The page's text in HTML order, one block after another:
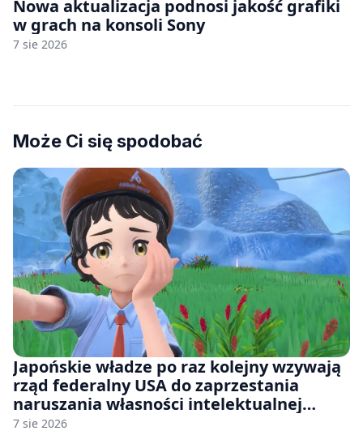
Nowa aktualizacja podnosi jakość grafiki
w grach na konsoli Sony
7 sie 2026
Może Ci się spodobać
Japońskie władze po raz kolejny wzywają
rząd federalny USA do zaprzestania
naruszania własności intelektualnej
japońskich gier i anime
7 sie 2026